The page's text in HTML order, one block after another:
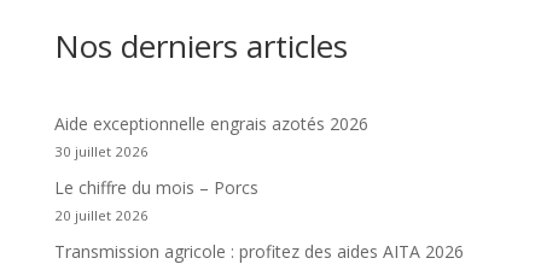
Nos derniers articles
Aide exceptionnelle engrais azotés 2026
30 juillet 2026
Le chiffre du mois – Porcs
20 juillet 2026
Transmission agricole : profitez des aides AITA 2026